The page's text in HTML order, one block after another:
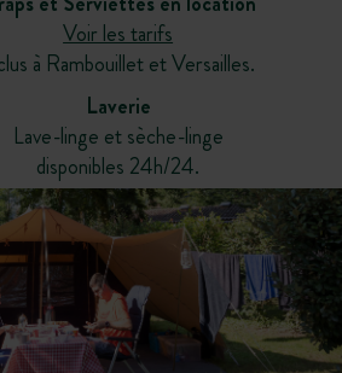
Voir les tarifs
à Rambouillet et Versailles.
Laverie
Lave-linge et sèche-linge
disponibles 24h/24.